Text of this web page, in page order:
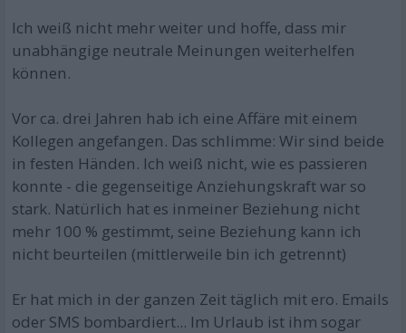
Ich weiß nicht mehr weiter und hoffe, dass mir
unabhängige neutrale Meinungen weiterhelfen
können.
Vor ca. drei Jahren hab ich eine Affäre mit einem
Kollegen angefangen. Das schlimme: Wir sind beide
in festen Händen. Ich weiß nicht, wie es passieren
konnte - die gegenseitige Anziehungskraft war so
stark. Natürlich hat es inmeiner Beziehung nicht
mehr 100 % gestimmt, seine Beziehung kann ich
nicht beurteilen (mittlerweile bin ich getrennt)
Er hat mich in der ganzen Zeit täglich mit ero. Emails
oder SMS bombardiert... Im Urlaub ist ihm sogar